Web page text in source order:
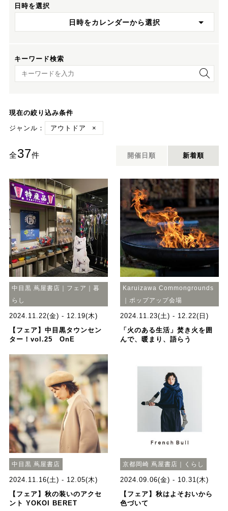
日時を選択
日時をカレンダーから選択
キーワード検索
キーワード検索
現在の絞り込み条件
ジャンル：
アウトドア ×
全37件 開催日順 新着順
中目黒 蔦屋書店｜フェア｜暮
らし
2024.11.22(金) - 12.19(木)
【フェア】中目黒タウンセン
ター！vol.25 OnE
Karuizawa Commongrounds
｜ポップアップ会場
2024.11.23(土) - 12.22(日)
「火のある生活」焚き火を囲
んで、暖まり、語らう
中目黒 蔦屋書店
2024.11.16(土) - 12.05(木)
【フェア】秋の装いのアクセ
ント YOKOI BERET
京都岡崎 蔦屋書店｜くらし
2024.09.06(金) - 10.31(木)
【フェア】秋はよそおいから
色づいて